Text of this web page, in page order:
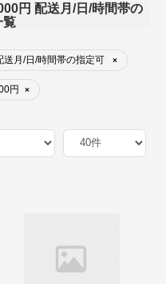
円 配送月/日/時間帯の
覧
送月/日/時間帯の指定可 ×
円 ×